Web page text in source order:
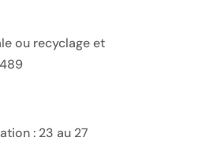
ou recyclage et
: 23 au 27